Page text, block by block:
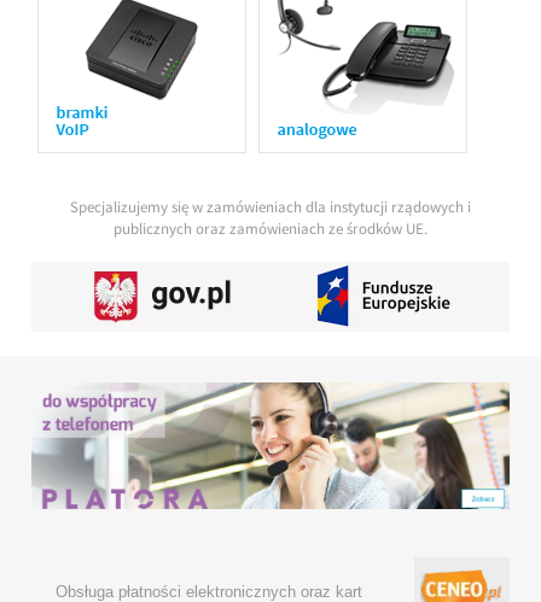
Specjalizujemy się w zamówieniach dla instytucji rządowych i
publicznych oraz zamówieniach ze środków UE.
Obsługa płatności elektronicznych oraz kart